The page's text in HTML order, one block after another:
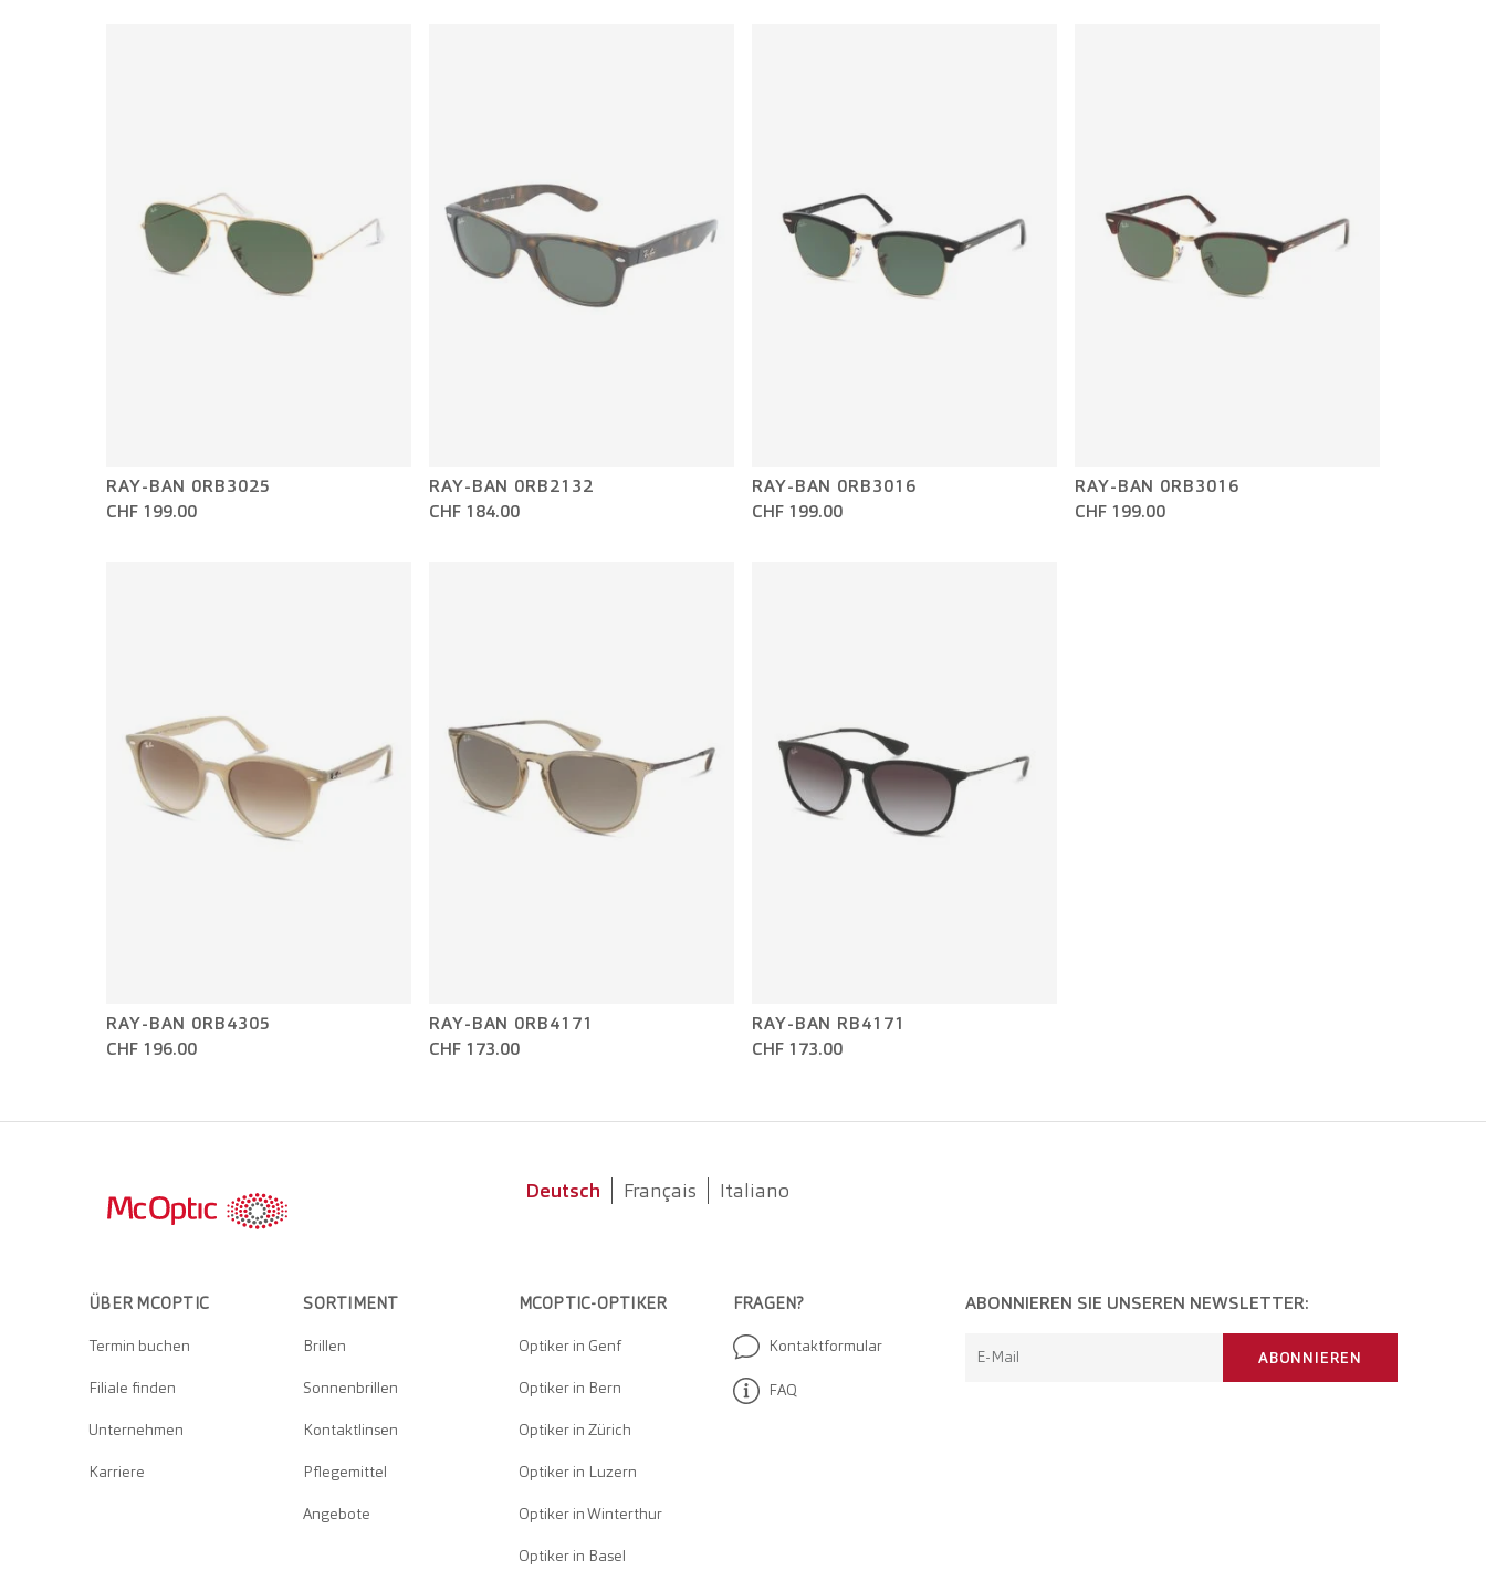
RAY-BAN 0RB3025
CHF 199.00
RAY-BAN 0RB2132
CHF 184.00
RAY-BAN 0RB3016
CHF 199.00
RAY-BAN 0RB3016
CHF 199.00
RAY-BAN 0RB4305
CHF 196.00
RAY-BAN 0RB4171
CHF 173.00
RAY-BAN RB4171
CHF 173.00
Deutsch Français Italiano
ÜBER MCOPTIC
Termin buchen
Filiale finden
Unternehmen
Karriere
SORTIMENT
Brillen
Sonnenbrillen
Kontaktlinsen
Pflegemittel
Angebote
MCOPTIC-OPTIKER
Optiker in Genf
Optiker in Bern
Optiker in Zürich
Optiker in Luzern
Optiker in Winterthur
Optiker in Basel
FRAGEN?
Kontaktformular
FAQ
ABONNIEREN SIE UNSEREN NEWSLETTER:
E-Mail ABONNIEREN